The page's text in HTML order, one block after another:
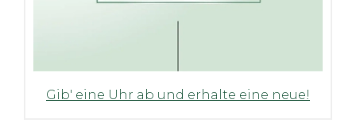
Gib' eine Uhr ab und erhalte eine neue!